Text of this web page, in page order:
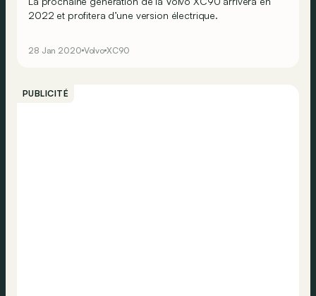
2022 et profitera d’une version électrique.
28 Jan 2020 Volvo XC90
PUBLICITÉ